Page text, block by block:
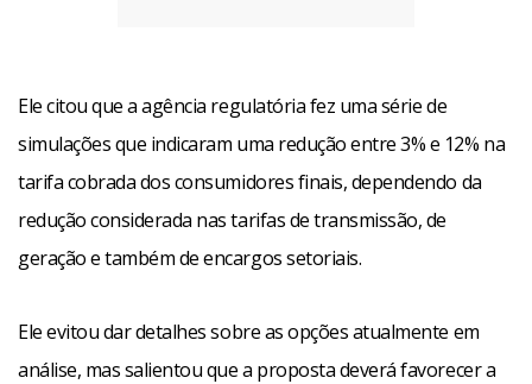
Ele citou que a agência regulatória fez uma série de
simulações que indicaram uma redução entre 3% e 12% na
tarifa cobrada dos consumidores finais, dependendo da
redução considerada nas tarifas de transmissão, de
geração e também de encargos setoriais.
Ele evitou dar detalhes sobre as opções atualmente em
análise, mas salientou que a proposta deverá favorecer a